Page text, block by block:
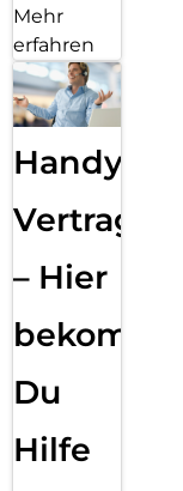
Mehr
erfahren
Handy
– Hier
bekommst
Du
Hilfe